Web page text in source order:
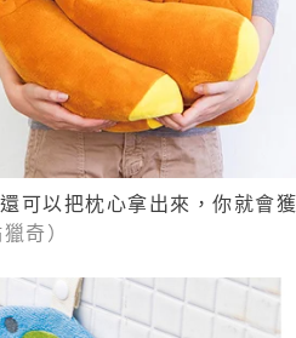
可以把枕心拿出來，你就會獲
奇）